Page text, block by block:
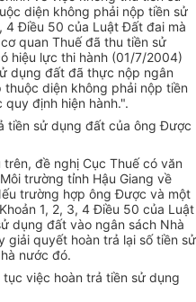
diện không phải nộp tiền sử
4 Điều 50 của Luật Đất đai mà
quan Thuế đã thu tiền sử
hiệu lực thi hành (01/7/2004)
dụng đất đã thực nộp ngân
diện không phải nộp tiền
định hiện hành.".
tiền sử dụng đất của ông Được
đề nghị Cục Thuế có văn
trường tỉnh Hậu Giang về
trường hợp ông Được và một
1, 2, 3, 4 Điều 50 của Luật
dụng đất vào ngân sách Nhà
giải quyết hoàn trả lại số tiền sử
nước đó.
việc hoàn trả tiền sử dụng